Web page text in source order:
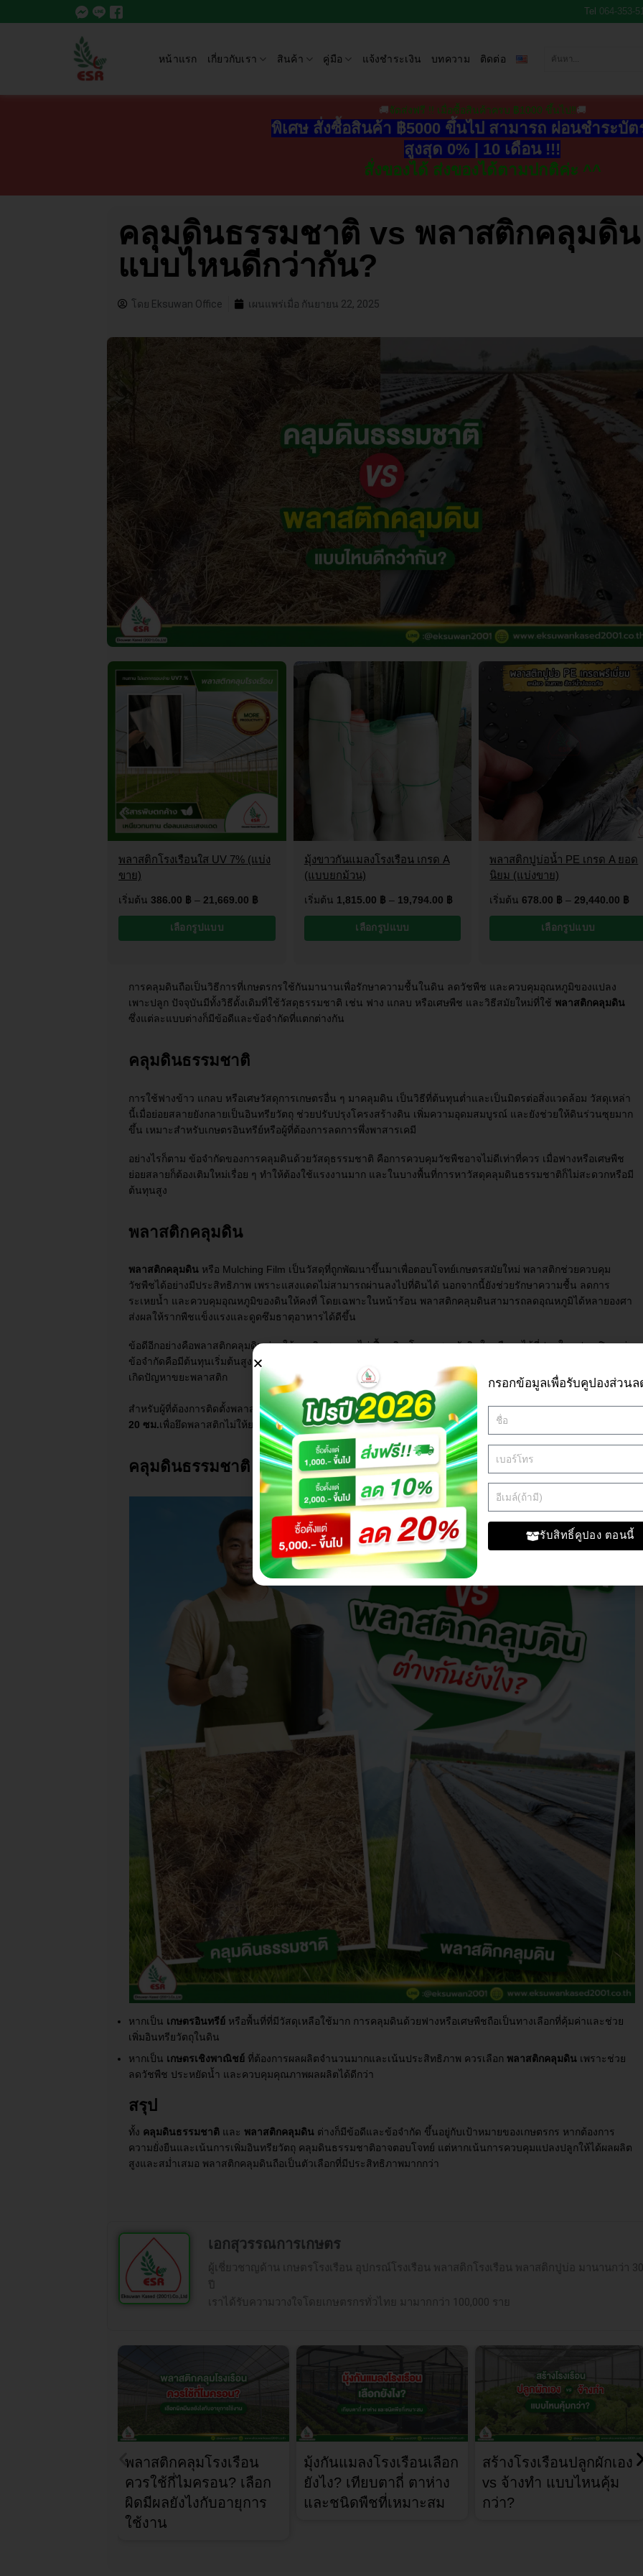
Tel 064-353-
หน้าแรก เกี่ยวกับเรา สินค้า คู่มือ แจ้งชำระเงิน บทความ ติดต่อ
🚚 จัดส่งฟรี !! เมื่อซื้อสินค้าครบ ฿1000 ขึ้นไป‼🚚
พิเศษ สั่งซื้อสินค้า ฿5000 ขึ้นไป สามารถ ผ่อนชำระบัต
สูงสุด 0% | 10 เดือน !!!
สั่งของได้ ส่งของได้ตามปกติค่ะ ^^
คลุมดินธรรมชาติ vs พลาสติกคลุมดิน
แบบไหนดีกว่ากัน?
โดย Eksuwan Office เผนแพร่เมื่อ กันยายน 22, 2025
พลาสติกโรงเรือนใส UV 7% (แบ่ง
ขาย)
เริ่มต้น 386.00 ฿ – 21,669.00 ฿
เลือกรูปแบบ
มุ้งขาวกันแมลงโรงเรือน เกรด A
(แบบยกม้วน)
เริ่มต้น 1,815.00 ฿ – 19,794.00 ฿
เลือกรูปแบบ
พลาสติกปูบ่อน้ำ PE เกรด A ยอด
นิยม (แบ่งขาย)
เริ่มต้น 678.00 ฿ – 29,440.00 ฿
เลือกรูปแบบ
การคลุมดินถือเป็นวิธีการที่เกษตรกรใช้กันมานานเพื่อรักษาความชื้นในดิน ลดวัชพืช และควบคุมอุณหภูมิของแปลง
เพาะปลูก ปัจจุบันมีทั้งวิธีดั้งเดิมที่ใช้วัสดุธรรมชาติ เช่น ฟาง แกลบ หรือเศษพืช และวิธีสมัยใหม่ที่ใช้พลาสติกคลุมดิน
ซึ่งแต่ละแบบต่างก็มีข้อดีและข้อจำกัดที่แตกต่างกัน
คลุมดินธรรมชาติ
การใช้ฟางข้าว แกลบ หรือเศษวัสดุการเกษตรอื่น ๆ มาคลุมดิน เป็นวิธีที่ต้นทุนต่ำและเป็นมิตรต่อสิ่งแวดล้อม วัสดุเหล่า
นี้เมื่อย่อยสลายยังกลายเป็นอินทรียวัตถุ ช่วยปรับปรุงโครงสร้างดิน เพิ่มความอุดมสมบูรณ์ และยังช่วยให้ดินร่วนซุยมาก
ขึ้น เหมาะสำหรับเกษตรอินทรีย์หรือผู้ที่ต้องการลดการพึ่งพาสารเคมี
อย่างไรก็ตาม ข้อจำกัดของการคลุมดินด้วยวัสดุธรรมชาติ คือการควบคุมวัชพืชอาจไม่ดีเท่าที่ควร เมื่อฟางหรือเศษพืช
ย่อยสลายก็ต้องเติมใหม่เรื่อย ๆ ทำให้ต้องใช้แรงงานมาก และในบางพื้นที่การหาวัสดุคลุมดินธรรมชาติก็ไม่สะดวกหรือมี
ต้นทุนสูง
พลาสติกคลุมดิน
พลาสติกคลุมดิน หรือ Mulching Film เป็นวัสดุที่ถูกพัฒนาขึ้นมาเพื่อตอบโจทย์เกษตรสมัยใหม่ พลาสติกช่วยควบคุม
วัชพืชได้อย่างมีประสิทธิภาพ เพราะแสงแดดไม่สามารถผ่านลงไปที่ดินได้ นอกจากนี้ยังช่วยรักษาความชื้น ลดการ
ระเหยน้ำ และควบคุมอุณหภูมิของดินให้คงที่ โดยเฉพาะในหน้าร้อน พลาสติกคลุมดินสามารถลดอุณหภูมิได้หลายองศา
ส่งผลให้รากพืชแข็งแรงและดูดซึมธาตุอาหารได้ดีขึ้น
ข้อดีอีกอย่างคือพลาสติกคลุมดินช่วยให้ผลผลิตสะอาด ไม่เปื้อนดิน โดยเฉพาะผักกินใบหรือผลไม้ที่ปลูกในแปลงเปิด แต่
ข้อจำกัดคือมีต้นทุนเริ่มต้นสูงกว่าวัสดุธรรมชาติ และเมื่อหมดอายุการใช้งานต้องจัดการกำจัดอย่างเหมาะสมเพื่อไม่ให้
เกิดปัญหาขยะพลาสติก
สำหรับผู้ที่ต้องการติดตั้งพลาสติกคลุมดินให้แน่นและใช้งานได้นานขึ้น แนะนำให้ใช้หมุดปักพลาสติกกันหญ้า ขนาด
20 ซม.เพื่อยึดพลาสติกไม่ให้ยกตัวเวลาลมแรง
คลุมดินธรรมชาติ vs พลาสติกคลุมดิน
หากเป็น เกษตรอินทรีย์ หรือพื้นที่ที่มีวัสดุเหลือใช้มาก การคลุมดินด้วยฟางหรือเศษพืชถือเป็นทางเลือกที่คุ้มค่าและช่วย
เพิ่มอินทรียวัตถุในดิน
หากเป็น เกษตรเชิงพาณิชย์ ที่ต้องการผลผลิตจำนวนมากและเน้นประสิทธิภาพ ควรเลือกพลาสติกคลุมดิน เพราะช่วย
ลดวัชพืช ประหยัดน้ำ และควบคุมคุณภาพผลผลิตได้ดีกว่า
สรุป
ทั้ง คลุมดินธรรมชาติ และพลาสติกคลุมดิน ต่างก็มีข้อดีและข้อจำกัด ขึ้นอยู่กับเป้าหมายของเกษตรกร หากต้องการ
ความยั่งยืนและเน้นการเพิ่มอินทรียวัตถุ คลุมดินธรรมชาติอาจตอบโจทย์ แต่หากเน้นการควบคุมแปลงปลูกให้ได้ผลผลิต
สูงและสม่ำเสมอ พลาสติกคลุมดินถือเป็นตัวเลือกที่มีประสิทธิภาพมากกว่า
เอกสุวรรณการเกษตร
ผู้เชี่ยวชาญด้าน เกษตรโรงเรือน อุปกรณ์โรงเรือน พลาสติกโรงเรือน พลาสติกปูบ่อ มานานกว่า 30
ปี
เราได้รับความวางใจโดยเกษตรกรทั่วไทย มามากกว่า 100,000 ราย
พลาสติกคลุมโรงเรือน
ควรใช้กี่ไมครอน? เลือก
ผิดมีผลยังไงกับอายุการ
ใช้งาน
มุ้งกันแมลงโรงเรือนเลือก
ยังไง? เทียบตาถี่ ตาห่าง
และชนิดพืชที่เหมาะสม
สร้างโรงเรือนปลูกผักเอง
vs จ้างทำ แบบไหนคุ้ม
กว่า?
กรอกข้อมูลเพื่อรับคูปองส่วน
รับสิทธิ์คูปอง ตอนนี้